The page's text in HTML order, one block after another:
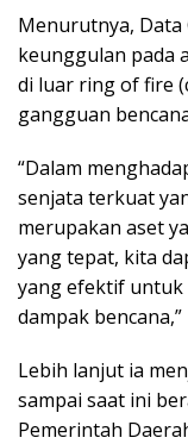
Menurutnya, Data
keunggulan pada
di luar ring of fire
gangguan
“Dalam
senjata terkuat
merupakan aset
yang tepat, kita
yang efektif untuk
dampak bencana,”
Lebih lanjut ia
sampai saat ini
Pemerintah